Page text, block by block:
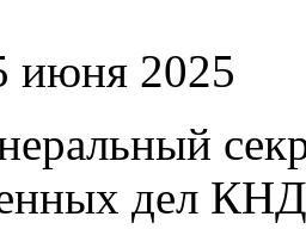
июня 2025
дел